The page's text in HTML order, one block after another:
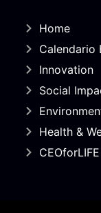
Home
Calendario
Innovation
Social
Health &